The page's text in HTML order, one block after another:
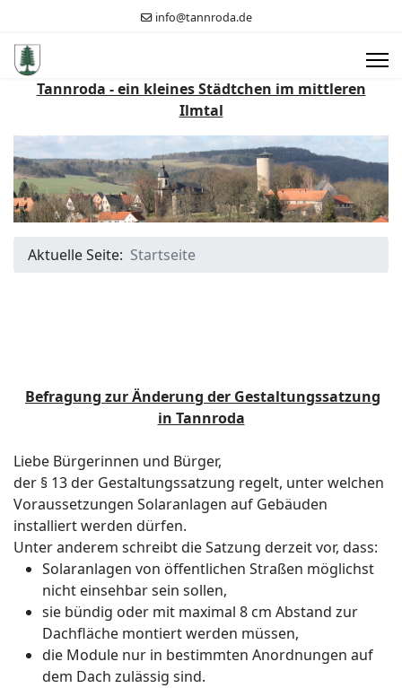
info@tannroda.de
Tannroda - ein kleines Städtchen im mittleren
Ilmtal
Aktuelle Seite: Startseite
Befragung zur Änderung der Gestaltungssatzung
in Tannroda
Liebe Bürgerinnen und Bürger,
der § 13 der Gestaltungssatzung regelt, unter welchen
Voraussetzungen Solaranlagen auf Gebäuden
installiert werden dürfen.
Unter anderem schreibt die Satzung derzeit vor, dass:
Solaranlagen von öffentlichen Straßen möglichst
nicht einsehbar sein sollen,
sie bündig oder mit maximal 8 cm Abstand zur
Dachfläche montiert werden müssen,
die Module nur in bestimmten Anordnungen auf
dem Dach zulässig sind.